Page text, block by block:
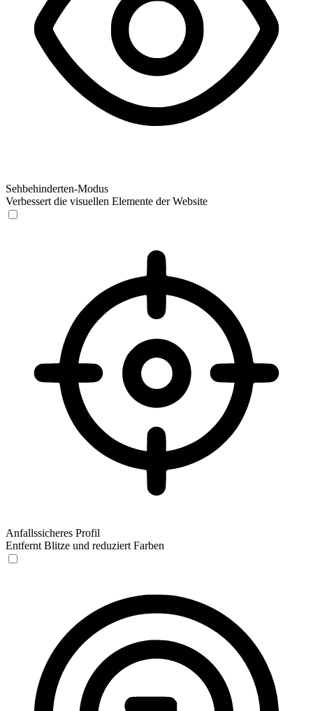
Sehbehinderten-Modus
Verbessert die visuellen Elemente der Website
Anfallssicheres Profil
Entfernt Blitze und reduziert Farben